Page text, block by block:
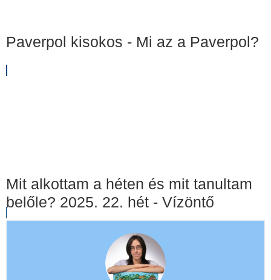
Paverpol kisokos - Mi az a Paverpol?
Mit alkottam a héten és mit tanultam
belőle? 2025. 22. hét - Vízöntő